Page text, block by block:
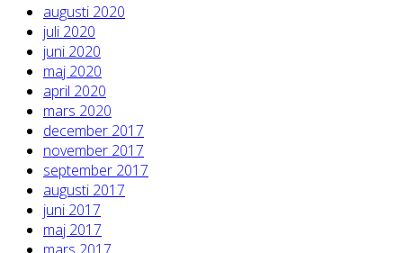
augusti 2020
juli 2020
juni 2020
maj 2020
april 2020
mars 2020
december 2017
november 2017
september 2017
augusti 2017
juni 2017
maj 2017